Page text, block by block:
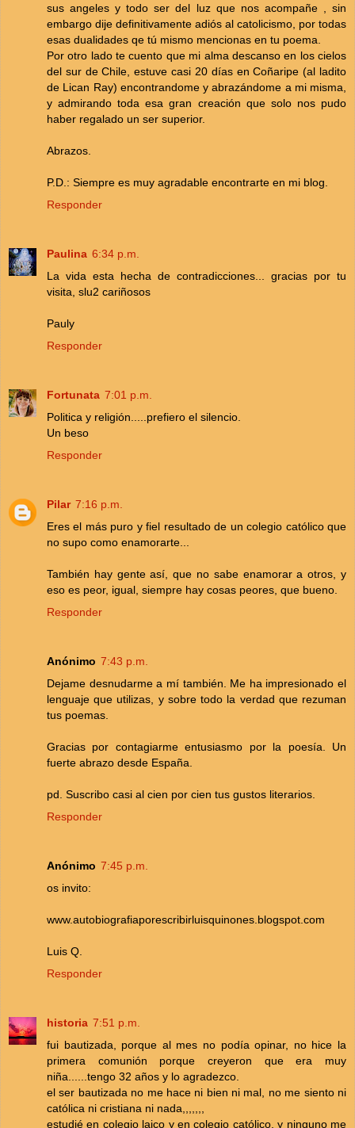
sus angeles y todo ser del luz que nos acompañe , sin
embargo dije definitivamente adiós al catolicismo, por todas
esas dualidades qe tú mismo mencionas en tu poema.
Por otro lado te cuento que mi alma descanso en los cielos
del sur de Chile, estuve casi 20 días en Coñaripe (al ladito
de Lican Ray) encontrandome y abrazándome a mi misma,
y admirando toda esa gran creación que solo nos pudo
haber regalado un ser superior.
Abrazos.
P.D.: Siempre es muy agradable encontrarte en mi blog.
Responder
Paulina 6:34 p.m.
La vida esta hecha de contradicciones... gracias por tu
visita, slu2 cariñosos
Pauly
Responder
Fortunata 7:01 p.m.
Politica y religión.....prefiero el silencio.
Un beso
Responder
Pilar 7:16 p.m.
Eres el más puro y fiel resultado de un colegio católico que
no supo como enamorarte...
También hay gente así, que no sabe enamorar a otros, y
eso es peor, igual, siempre hay cosas peores, que bueno.
Responder
Anónimo 7:43 p.m.
Dejame desnudarme a mí también. Me ha impresionado el
lenguaje que utilizas, y sobre todo la verdad que rezuman
tus poemas.
Gracias por contagiarme entusiasmo por la poesía. Un
fuerte abrazo desde España.
pd. Suscribo casi al cien por cien tus gustos literarios.
Responder
Anónimo 7:45 p.m.
os invito:
www.autobiografiaporescribirluisquinones.blogspot.com
Luis Q.
Responder
historia 7:51 p.m.
fui bautizada, porque al mes no podía opinar, no hice la
primera comunión porque creyeron que era muy
niña......tengo 32 años y lo agradezco.
el ser bautizada no me hace ni bien ni mal, no me siento ni
católica ni cristiana ni nada,,,,,,,
estudié en colegio laico y en colegio católico, y ninguno me